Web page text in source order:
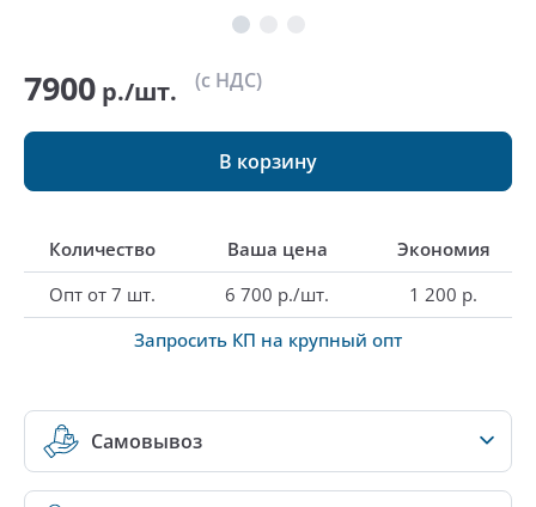
7900 р./шт. (с НДС)
В корзину
Количество Ваша цена
Экономия
Опт от 7 шт.
6 700 р./шт.
1 200 р.
Запросить КП на крупный опт
Самовывоз